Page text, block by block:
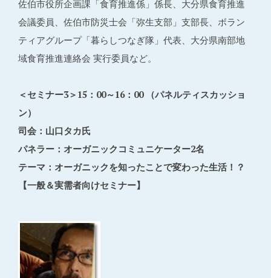
佐伯市役所企画課「食育推進係」係長、大分県食育推進
会議委員、佐伯市防災士会「弥生支部」支部長、ボラン
ティアグループ「暮らしつなぎ隊」代表、大分県南部地
域食育推進連絡会 実行委員など。
＜セミナー3＞15：00～16：00 （パネルティスカッショ
ン）
司会：山口タカ氏
パネラー：オーガニックコミュニケーター2名
テーマ：オーガニックを知ったことで変わった生活！？
【一般＆実需者向けセミナー】